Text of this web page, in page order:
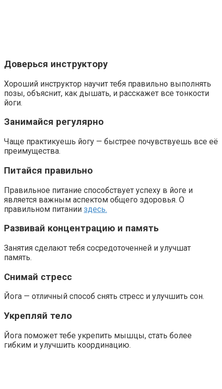
Доверься инструктору
Хороший инструктор научит тебя правильно выполнять
позы, объяснит, как дышать, и расскажет все тонкости
йоги.
Занимайся регулярно
Чаще практикуешь йогу — быстрее почувствуешь все её
преимущества.
Питайся правильно
Правильное питание способствует успеху в йоге и
является важным аспектом общего здоровья. О
правильном питании здесь.
Развивай концентрацию и память
Занятия сделают тебя сосредоточенней и улучшат
память.
Снимай стресс
Йога — отличный способ снять стресс и улучшить сон.
Укрепляй тело
Йога поможет тебе укрепить мышцы, стать более
гибким и улучшить координацию.
Этот трюк уничтожает грибок за 5 дней!